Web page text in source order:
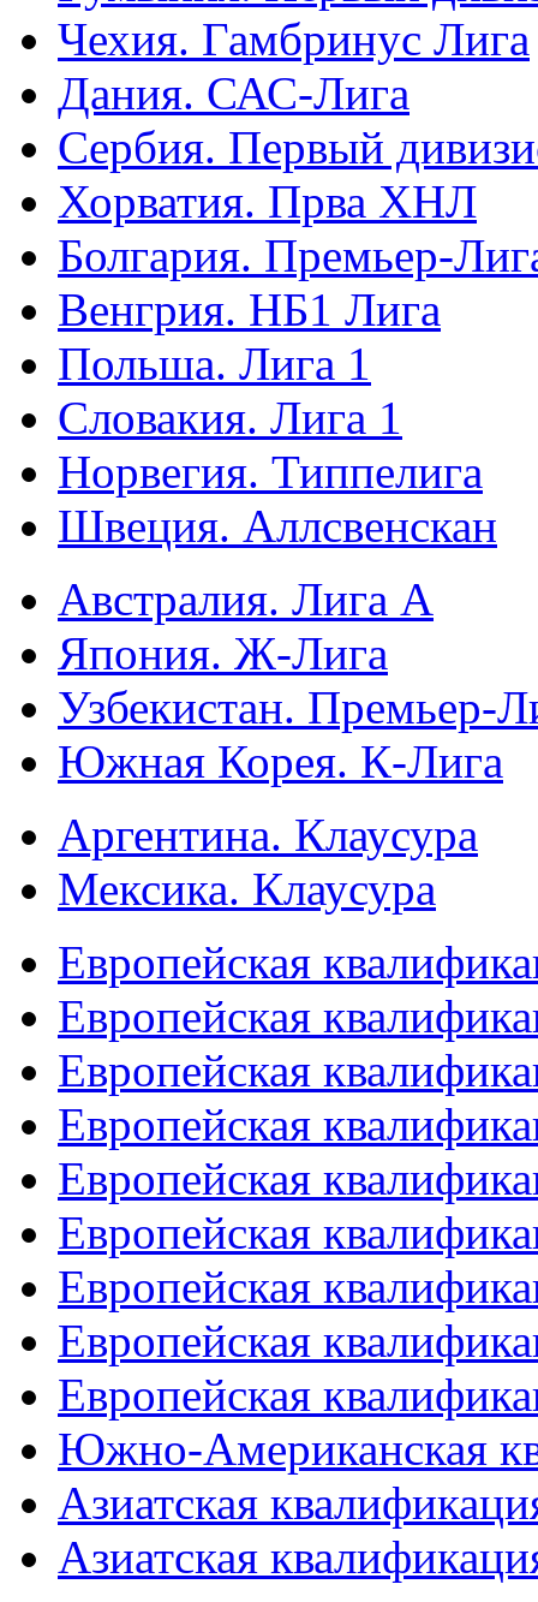
Чехия. Гамбринус Лига
Дания. САС-Лига
Сербия. Первый
Хорватия. Прва ХНЛ
Болгария. Премьер-
Венгрия. НБ1 Лига
Польша. Лига 1
Словакия. Лига 1
Норвегия. Типпелига
Швеция. Аллсвенскан
Австралия. Лига А
Япония. Ж-Лига
Узбекистан. Премьер-
Южная Корея. К-Лига
Аргентина. Клаусура
Мексика. Клаусура
Европейская
Европейская
Европейская
Европейская
Европейская
Европейская
Европейская
Европейская
Европейская
Южно-Американская
Азиатская
Азиатская